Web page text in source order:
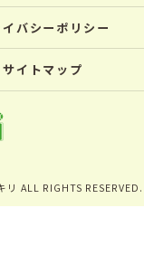
バシーポリシー
サイトマップ
ALL RIGHTS RESERVED.